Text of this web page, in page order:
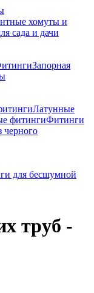
хомуты и
сада и дачи
Запорная
Латунные
фитингиФитинги
черного
для бесшумной
труб -